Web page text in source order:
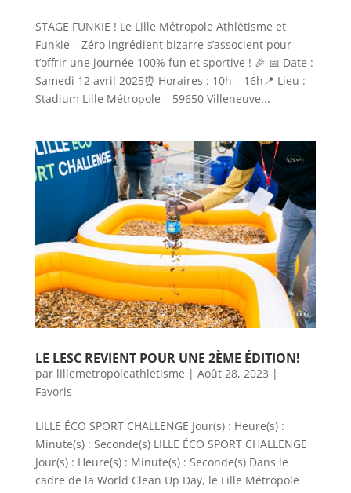
STAGE FUNKIE ! Le Lille Métropole Athlétisme et
Funkie – Zéro ingrédient bizarre s’associent pour
t’offrir une journée 100% fun et sportive ! 🎉 📅 Date :
Samedi 12 avril 2025⏰ Horaires : 10h – 16h📍 Lieu :
Stadium Lille Métropole – 59650 Villeneuve...
LE LESC REVIENT POUR UNE 2ÈME ÉDITION!
par lillemetropoleathletisme | Août 28, 2023 |
Favoris
LILLE ÉCO SPORT CHALLENGE Jour(s) : Heure(s) :
Minute(s) : Seconde(s) LILLE ÉCO SPORT CHALLENGE
Jour(s) : Heure(s) : Minute(s) : Seconde(s) Dans le
cadre de la World Clean Up Day, le Lille Métropole